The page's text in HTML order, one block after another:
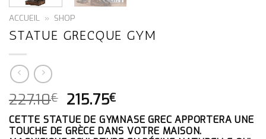
ACCUEIL » SHOP
STATUE GRECQUE GYM
227.10€ LE
PRIX
INITIAL
215.75€
PRIX
ACTUEL
CETTE STATUE DE GYMNASE GREC APPORTERA UNE
TOUCHE DE GRÈCE DANS VOTRE MAISON.